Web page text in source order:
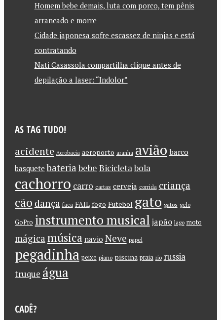
Homem bebe demais, luta com porco, tem pênis
arrancado e morre
Cidade japonesa sofre escassez de ninjas e está
contratando
Nati Casassola compartilha clique antes de
depilação a laser: “Indolor”
AS TAG TUDO!
acidente Acrobacia aeroporto aranha avião barco
basquete bateriabebe Bicicletabola
cachorro carro cartas cerveja corrida criança
cão dança faca FAIL fogo Futebol gato gatos gelo
GoPro instrumento musical japão lago moto
mágica música navio Neve papel
pegadinha peixe piano piscina praia rio russia
truque água
CADÊ?